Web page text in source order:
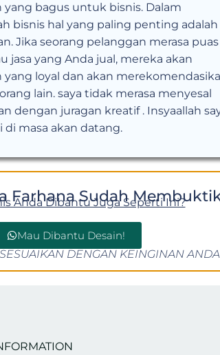
bagus untuk bisnis. Dalam
bisnis hal yang paling penting adalah
Jika seorang pelanggan merasa puas
jasa yang Anda jual, mereka akan
loyal dan akan
lain. saya tidak merasa menyesal
dengan juragan kreatif . Insyaallah
di masa akan datang.
Farhana Sudah
Anda Dibantu Juga Seperti Ini?
Mau Dibantu Desain!
DENGAN KEINGINAN